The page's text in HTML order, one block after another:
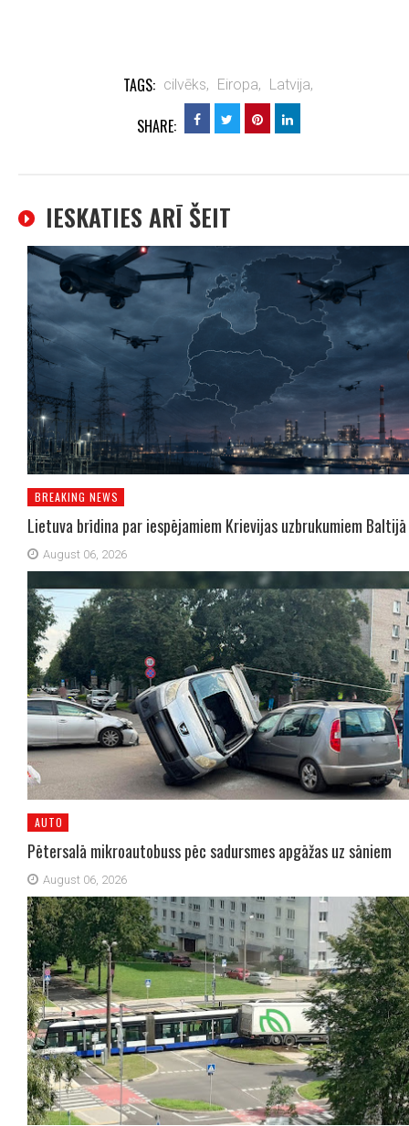
TAGS: cilvēks, Eiropa, Latvija,
SHARE:
IESKATIES ARĪ ŠEIT
BREAKING NEWS
Lietuva brīdina par iespējamiem Krievijas uzbrukumiem Baltijā
August 06, 2026
AUTO
Pētersalā mikroautobuss pēc sadursmes apgāžas uz sāniem
August 06, 2026